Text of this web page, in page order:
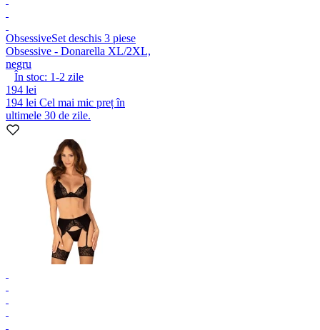
ObsessiveSet deschis 3 piese
Obsessive - Donarella XL/2XL,
negru
În stoc: 1-2 zile
194 lei
194 lei Cel mai mic preț în
ultimele 30 de zile.